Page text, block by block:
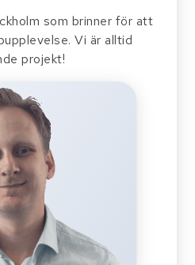
som brinner för att
Vi är alltid
projekt!